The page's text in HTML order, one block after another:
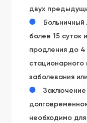
двух
более 15 суток
продления до
стационарного
заболевания
необходимо